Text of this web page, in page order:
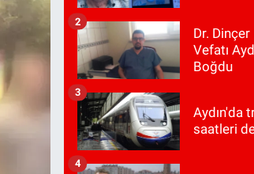
Dr. Dinçer
Vefatı
Boğdu
2
Aydın'da
saatleri
3
4